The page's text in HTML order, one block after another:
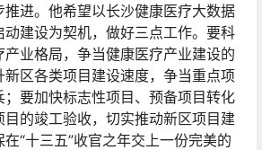
推进。他希望以长沙健康医疗大数据
动建设为契机，做好三点工作。要科
业格局，争当健康医疗产业建设的
区各类项目建设速度，争当重点项
；要加快标志性项目、预备项目转化
的竣工验收，切实推动新区项目建
“十三五”收官之年交上一份完美的